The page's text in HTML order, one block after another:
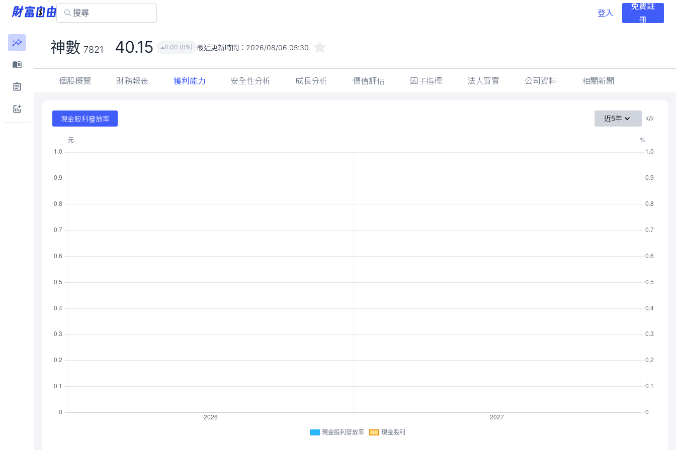
登入
免費註
冊
神數 7821 40.15 0.00 (0%) 最近更新時間： 2026/08/06 05:30
個股概覽 財務報表 獲利能力 安全性分析 成長分析 價值評估 因子指標 法人買賣 公司資料 相關新聞
現金股利發放率 近5年
現金股利發放率 現金股利